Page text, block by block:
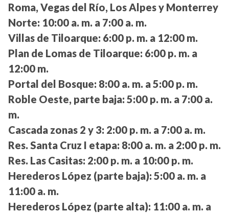
Roma, Vegas del Río, Los Alpes y Monterrey
Norte: 10:00 a. m. a 7:00 a. m.
Villas de Tiloarque: 6:00 p. m. a 12:00 m.
Plan de Lomas de Tiloarque: 6:00 p. m. a
12:00 m.
Portal del Bosque: 8:00 a. m. a 5:00 p. m.
Roble Oeste, parte baja: 5:00 p. m. a 7:00 a.
m.
Cascada zonas 2 y 3: 2:00 p. m. a 7:00 a. m.
Res. Santa Cruz I etapa: 8:00 a. m. a 2:00 p. m.
Res. Las Casitas: 2:00 p. m. a 10:00 p. m.
Herederos López (parte baja): 5:00 a. m. a
11:00 a. m.
Herederos López (parte alta): 11:00 a. m. a